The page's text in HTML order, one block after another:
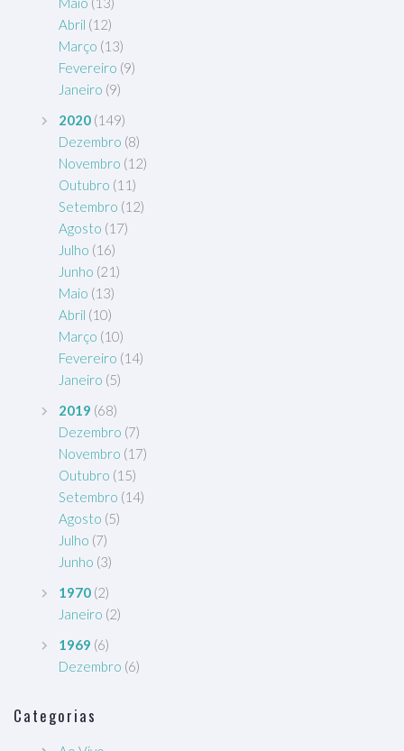
Abril (12)
Março (13)
Fevereiro (9)
Janeiro (9)
2020 (149)
Dezembro (8)
Novembro (12)
Outubro (11)
Setembro (12)
Agosto (17)
Julho (16)
Junho (21)
Maio (13)
Abril (10)
Março (10)
Fevereiro (14)
Janeiro (5)
2019 (68)
Dezembro (7)
Novembro (17)
Outubro (15)
Setembro (14)
Agosto (5)
Julho (7)
Junho (3)
1970 (2)
Janeiro (2)
1969 (6)
Dezembro (6)
Categorias